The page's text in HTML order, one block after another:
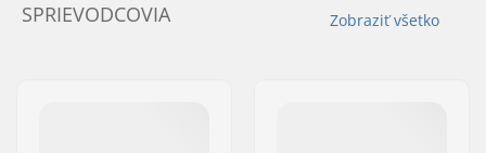
Zobraziť všetko
SPRIEVODCOVIA